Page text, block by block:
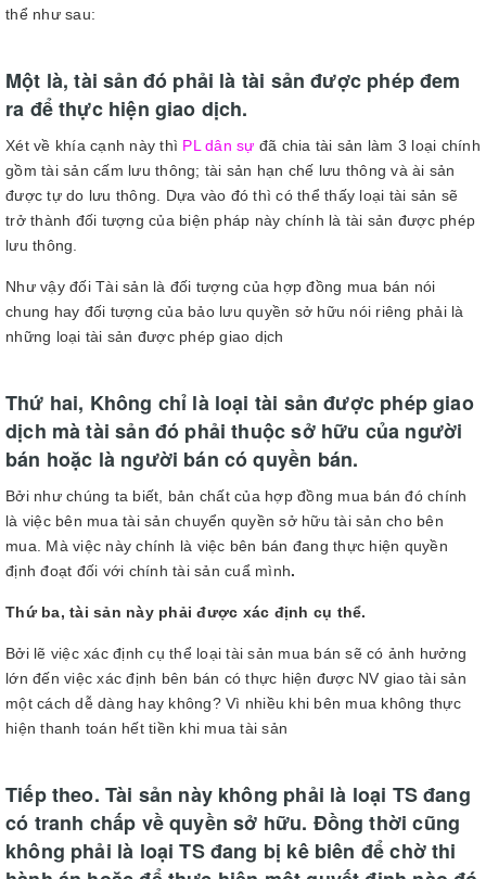
thể như sau:
Một là, tài sản đó phải là tài sản được phép đem
ra để thực hiện giao dịch.
Xét về khía cạnh này thì PL dân sự đã chia tài sản làm 3 loại chính
gồm tài sản cấm lưu thông; tài sản hạn chế lưu thông và ài sản
được tự do lưu thông. Dựa vào đó thì có thể thấy loại tài sản sẽ
trở thành đối tượng của biện pháp này chính là tài sản được phép
lưu thông.
Như vậy đối Tài sản là đối tượng của hợp đồng mua bán nói
chung hay đối tượng của bảo lưu quyền sở hữu nói riêng phải là
những loại tài sản được phép giao dịch
Thứ hai, Không chỉ là loại tài sản được phép giao
dịch mà tài sản đó phải thuộc sở hữu của người
bán hoặc là người bán có quyền bán.
Bởi như chúng ta biết, bản chất của hợp đồng mua bán đó chính
là việc bên mua tài sản chuyển quyền sở hữu tài sản cho bên
mua. Mà việc này chính là việc bên bán đang thực hiện quyền
định đoạt đối với chính tài sản cuẩ mình.
Thứ ba, tài sản này phải được xác định cụ thể.
Bởi lẽ việc xác định cụ thể loại tài sản mua bán sẽ có ảnh hưởng
lớn đến việc xác định bên bán có thực hiện được NV giao tài sản
một cách dễ dàng hay không? Vì nhiều khi bên mua không thực
hiện thanh toán hết tiền khi mua tài sản
Tiếp theo. Tài sản này không phải là loại TS đang
có tranh chấp về quyền sở hữu. Đồng thời cũng
không phải là loại TS đang bị kê biên để chờ thi